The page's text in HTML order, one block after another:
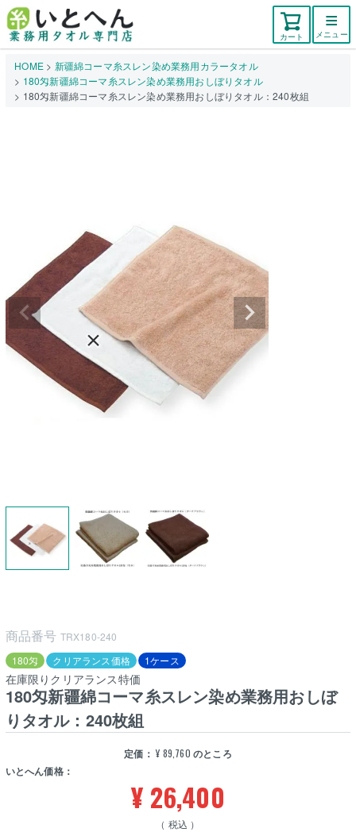
カート メニュー
HOME
新疆綿コーマ糸スレン染め業務用カラータオル
180匁新疆綿コーマ糸スレン染め業務用おしぼりタオル
180匁新疆綿コーマ糸スレン染め業務用おしぼりタオル：240枚組
商品番号 TRX180-240
180匁
クリアランス価格 1ケース
在庫限りクリアランス特価
180匁新疆綿コーマ糸スレン染め業務用おしぼ
りタオル：240枚組
定価： ¥ 89,760 のところ
いとへん価格：
¥ 26,400
税込